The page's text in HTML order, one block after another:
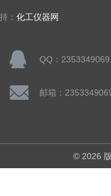
： 化工仪器网
QQ：2353349069
邮箱：
© 2026